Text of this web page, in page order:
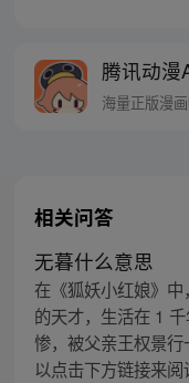
腾讯动漫
海量正版漫
相关问答
无暮什么意思
在《狐妖小红娘》中
的天才，生活在 1
惨，被父亲王权景
以点击下方链接来